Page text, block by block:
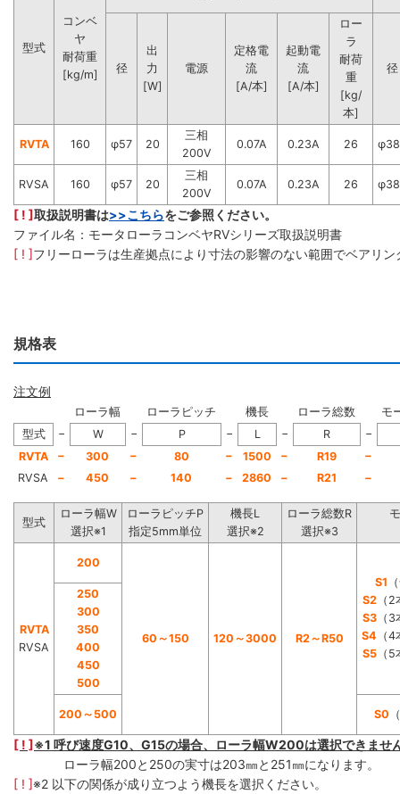
型式
コンベ
ヤ
耐荷重
[kg/m]
径
出
力
[W]
電源
定格電
流
[A/本]
起動電
流
[A/本]
ロー
ラ
耐荷
重
[kg/
本]
径
RVTA 160 φ57 20
三相
200V
0.07A 0.23A 26
RVSA 160 φ57 20
三相
200V
0.07A 0.23A 26
[ ! ]取扱説明書は>>こちらをご参照ください。
ファイル名：モータローラコンベヤRVシリーズ取扱説明書
[ ! ]フリーローラは生産拠点により寸法の影響のない範囲でベアリ
規格表
注文例
ローラ幅 ローラピッチ 機長 ローラ総数
モ
型式
− W − P − L − R
−
RVTA
− 300 − 80 − 1500 − R19
−
RVSA
− 450 − 140 − 2860 − R21 −
型式
ローラ幅W
選択※1
ローラピッチP
指定5mm単位
機長L
選択※2
ローラ総数R
選択※3
RVTA
RVSA
200
60～150 120～3000 R2～R50
S1
S2（2
S3（3
S4 （
S5（5
250
300
350
400
450
500
200～500 S0
[ ! ]※1 呼び速度G10、G15の場合、ローラ幅W200は選択できませ
ローラ幅200と250の実寸は203㎜と251㎜になります。
[ ! ]※2 以下の関係が成り立つよう機長を選択ください。